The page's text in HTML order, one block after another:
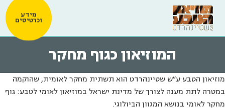
מידע
וכרטיסים
המוזיאון כגוף מחקר
מוזיאון הטבע ע"ש שטיינהרדט הוא תשתית מחקר לאומית, שהוקמה
במטרה לתת מענה לצורך של מדינת ישראל במוזיאון לאומי לטבע: גוף
מחקר לאומי בנושא המגוון הביולוגי.